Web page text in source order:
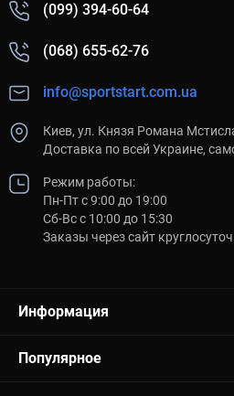
(099) 394-60-64
(068) 655-62-76
info@sportstart.com.ua
Киев, ул. Князя Романа
Доставка по всей Украине,
Режим работы:
Пн-Пт с 9:00 до 19:00
Сб-Вс с 10:00 до 15:30
Заказы через сайт
Информация
Популярное